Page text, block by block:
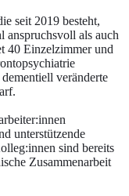
seit 2019 besteht,
anspruchsvoll als auch
40 Einzelzimmer und
veränderte
unterstützende
sind bereits
Zusammenarbeit